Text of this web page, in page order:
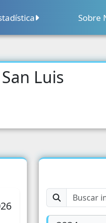
Nacional Agropecuario
Exterior
Financiero
Sobre
San Luis